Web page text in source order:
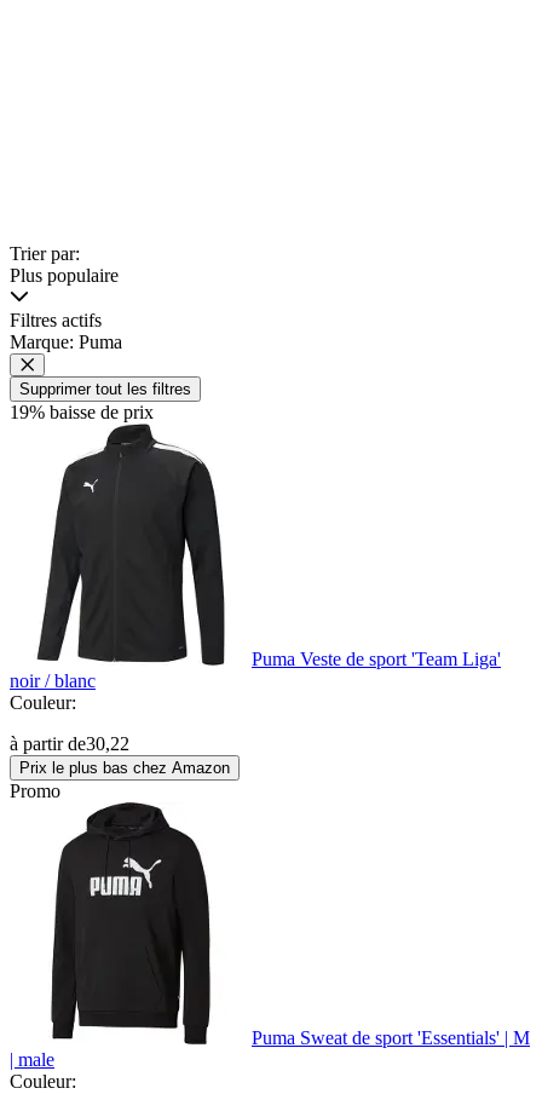
Trier par:
Plus populaire
Filtres actifs
Marque: Puma
Supprimer tout les filtres
19% baisse de prix
Puma Veste de sport 'Team Liga'
noir / blanc
Couleur:
à partir de30,22
Prix le plus bas chez Amazon
Promo
Puma Sweat de sport 'Essentials' | M
| male
Couleur: